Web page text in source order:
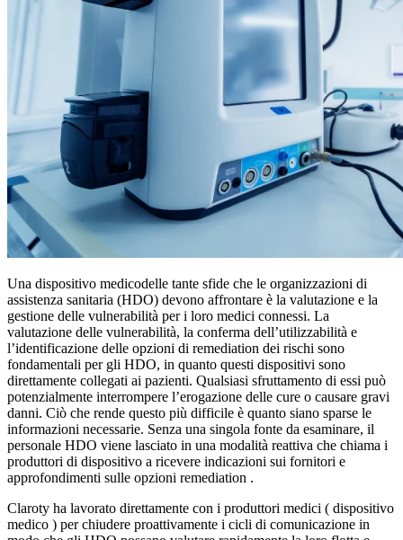
Una dispositivo medicodelle tante sfide che le organizzazioni di
assistenza sanitaria (HDO) devono affrontare è la valutazione e la
gestione delle vulnerabilità per i loro medici connessi. La
valutazione delle vulnerabilità, la conferma dell’utilizzabilità e
l’identificazione delle opzioni di remediation dei rischi sono
fondamentali per gli HDO, in quanto questi dispositivi sono
direttamente collegati ai pazienti. Qualsiasi sfruttamento di essi può
potenzialmente interrompere l’erogazione delle cure o causare gravi
danni. Ciò che rende questo più difficile è quanto siano sparse le
informazioni necessarie. Senza una singola fonte da esaminare, il
personale HDO viene lasciato in una modalità reattiva che chiama i
produttori di dispositivo a ricevere indicazioni sui fornitori e
approfondimenti sulle opzioni remediation .
Claroty ha lavorato direttamente con i produttori medici ( dispositivo
medico ) per chiudere proattivamente i cicli di comunicazione in